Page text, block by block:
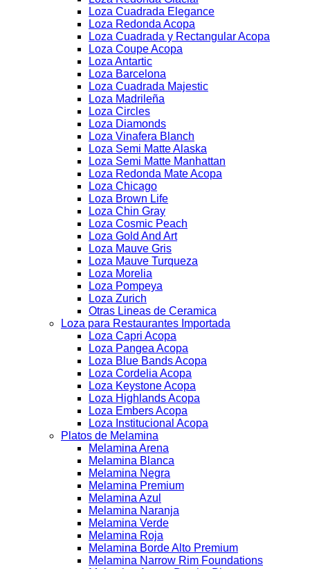
Loza Cuadrada Elegance
Loza Redonda Acopa
Loza Cuadrada y Rectangular Acopa
Loza Coupe Acopa
Loza Antartic
Loza Barcelona
Loza Cuadrada Majestic
Loza Madrileña
Loza Circles
Loza Diamonds
Loza Vinafera Blanch
Loza Semi Matte Alaska
Loza Semi Matte Manhattan
Loza Redonda Mate Acopa
Loza Chicago
Loza Brown Life
Loza Chin Gray
Loza Cosmic Peach
Loza Gold And Art
Loza Mauve Gris
Loza Mauve Turqueza
Loza Morelia
Loza Pompeya
Loza Zurich
Otras Lineas de Ceramica
Loza para Restaurantes Importada
Loza Capri Acopa
Loza Pangea Acopa
Loza Blue Bands Acopa
Loza Cordelia Acopa
Loza Keystone Acopa
Loza Highlands Acopa
Loza Embers Acopa
Loza Institucional Acopa
Platos de Melamina
Melamina Arena
Melamina Blanca
Melamina Negra
Melamina Premium
Melamina Azul
Melamina Naranja
Melamina Verde
Melamina Roja
Melamina Borde Alto Premium
Melamina Narrow Rim Foundations